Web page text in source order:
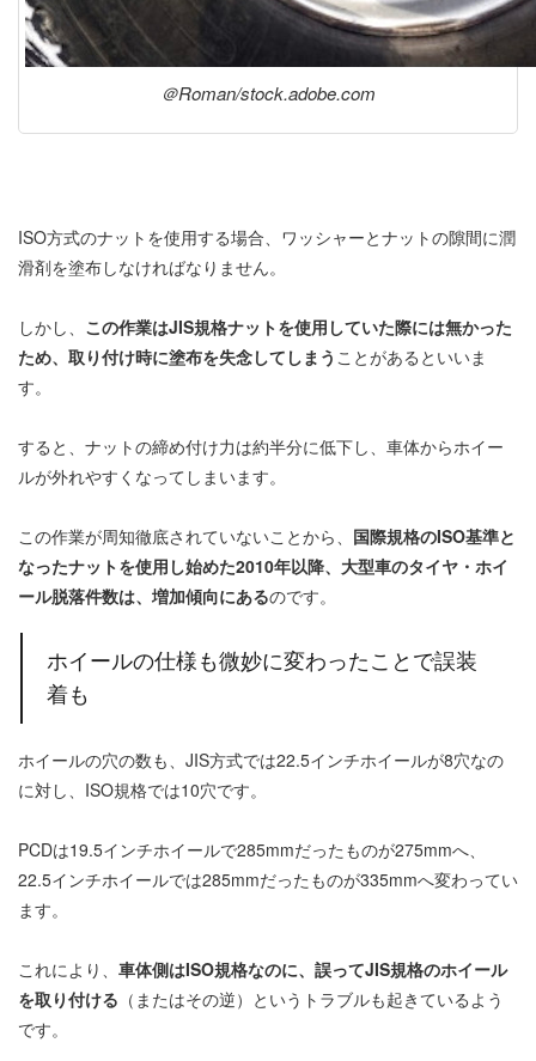
＠Roman/stock.adobe.com
ISO方式のナットを使用する場合、ワッシャーとナットの隙間に潤
滑剤を塗布しなければなりません。
しかし、 この作業はJIS規格ナットを使用していた際には無かった
ため、取り付け時に塗布を失念してしまう ことがあるといいま
す。
すると、ナットの締め付け力は約半分に低下し、車体からホイー
ルが外れやすくなってしまいます。
この作業が周知徹底されていないことから、 国際規格のISO基準と
なったナットを使用し始めた2010年以降、大型車のタイヤ・ホイ
ール脱落件数は、増加傾向にあるのです。
ホイールの仕様も微妙に変わったことで誤装
着も
ホイールの穴の数も、JIS方式では22.5インチホイールが8穴なの
に対し、ISO規格では10穴です。
PCDは19.5インチホイールで285mmだったものが275mmへ、
22.5インチホイールでは285mmだったものが335mmへ変わってい
ます。
これにより、 車体側はISO規格なのに、誤ってJIS規格のホイール
を取り付ける （またはその逆）というトラブルも起きているよう
です。